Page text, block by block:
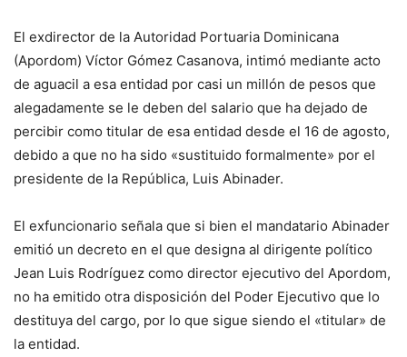
El exdirector de la Autoridad Portuaria Dominicana
(Apordom) Víctor Gómez Casanova, intimó mediante acto
de aguacil a esa entidad por casi un millón de pesos que
alegadamente se le deben del salario que ha dejado de
percibir como titular de esa entidad desde el 16 de agosto,
debido a que no ha sido «sustituido formalmente» por el
presidente de la República, Luis Abinader.
El exfuncionario señala que si bien el mandatario Abinader
emitió un decreto en el que designa al dirigente político
Jean Luis Rodríguez como director ejecutivo del Apordom,
no ha emitido otra disposición del Poder Ejecutivo que lo
destituya del cargo, por lo que sigue siendo el «titular» de
la entidad.